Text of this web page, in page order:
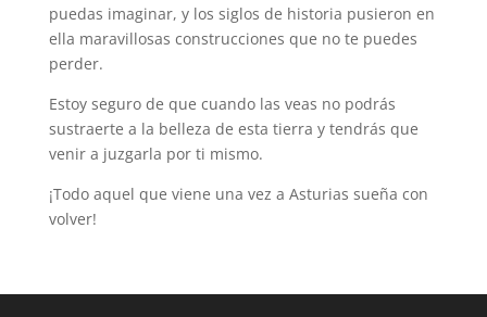
puedas imaginar, y los siglos de historia pusieron en
ella maravillosas construcciones que no te puedes
perder.
Estoy seguro de que cuando las veas no podrás
sustraerte a la belleza de esta tierra y tendrás que
venir a juzgarla por ti mismo.
¡Todo aquel que viene una vez a Asturias sueña con
volver!